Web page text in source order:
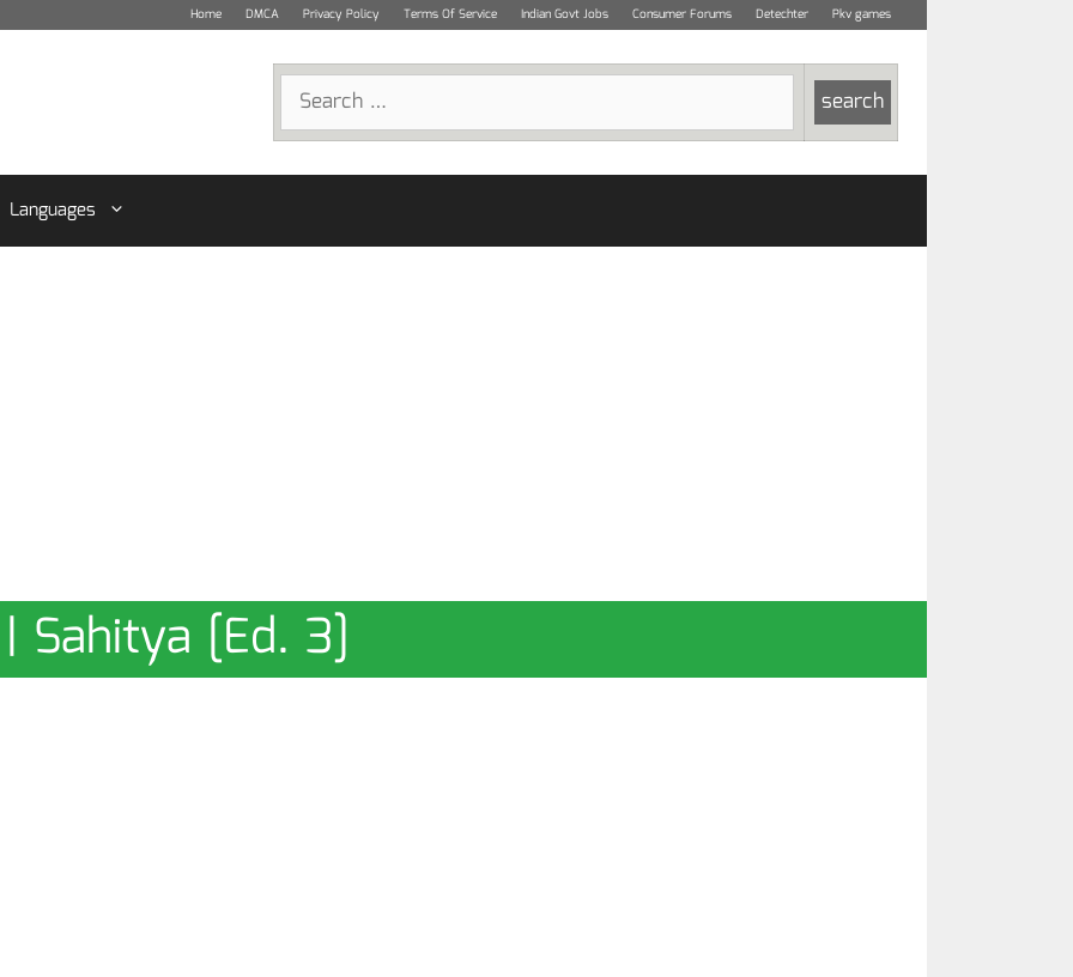
Home DMCA Privacy Policy Terms Of Service Indian Govt Jobs Consumer Forums Detechter Pkv games
Search
for:
Languages
Sahitya [Ed. 3]